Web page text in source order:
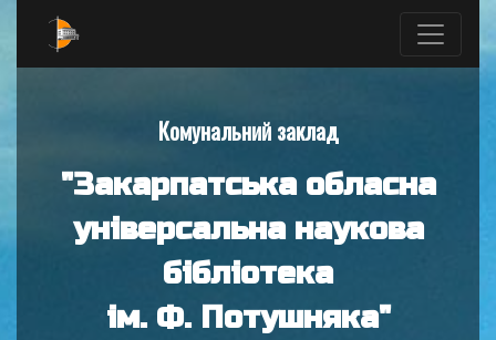
Комунальний заклад
"Закарпатська обласна
універсальна наукова
бібліотека
ім. Ф. Потушняка"